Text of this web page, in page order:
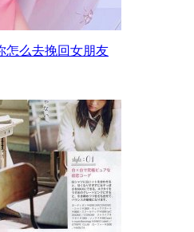
怎么去挽回女朋友